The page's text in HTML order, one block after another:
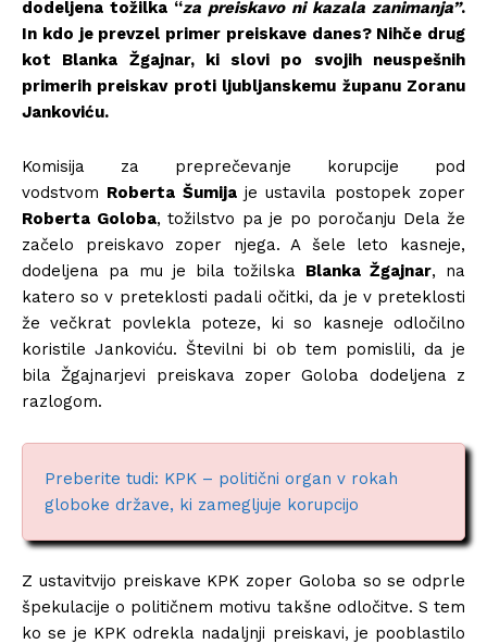
dodeljena tožilka “za preiskavo ni kazala zanimanja”.
In kdo je prevzel primer preiskave danes? Nihče drug
kot Blanka Žgajnar, ki slovi po svojih neuspešnih
primerih preiskav proti ljubljanskemu županu Zoranu
Jankoviću.
Komisija za preprečevanje korupcije pod
vodstvom Roberta Šumijaje ustavila postopek zoper
Roberta Goloba, tožilstvo pa je po poročanju Dela že
začelo preiskavo zoper njega. A šele leto kasneje,
dodeljena pa mu je bila tožilska Blanka Žgajnar, na
katero so v preteklosti padali očitki, da je v preteklosti
že večkrat povlekla poteze, ki so kasneje odločilno
koristile Jankoviću. Številni bi ob tem pomislili, da je
bila Žgajnarjevi preiskava zoper Goloba dodeljena z
razlogom.
Preberite tudi: KPK – politični organ v rokah
globoke države, ki zamegljuje korupcijo
Z ustavitvijo preiskave KPK zoper Goloba so se odprle
špekulacije o političnem motivu takšne odločitve. S tem
ko se je KPK odrekla nadaljnji preiskavi, je pooblastilo